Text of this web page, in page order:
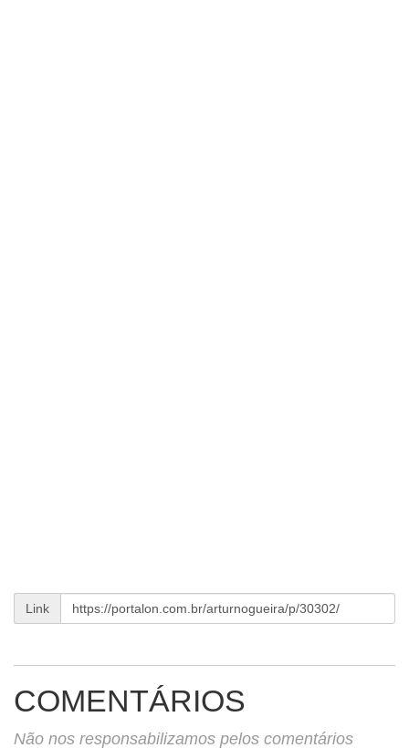
Link
COMENTÁRIOS
Não nos responsabilizamos pelos comentários